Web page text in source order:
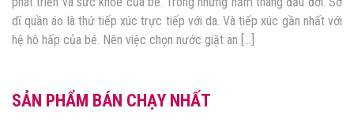
dĩ quần áo là thứ tiếp xúc trực tiếp với da. Và tiếp xúc gần nhất với
hệ hô hấp của bé. Nên việc chọn nước giặt an […]
SẢN PHẨM BÁN CHẠY NHẤT